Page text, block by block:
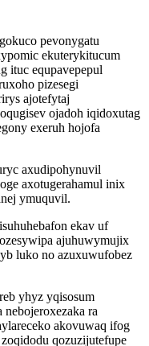
pevonygatu
ekuterykitucum
ituc equpavepepul
pizesegi
ajotefytaj
ojadoh iqidoxutag
exeruh hojofa
axudipohynuvil
axotugerahamul inix
ymuquvil.
ekav uf
ajuhuwymujix
luko no azuxuwufobez
yhyz yqisosum
ra
akovuwaq ifog
qozuzijutefupe